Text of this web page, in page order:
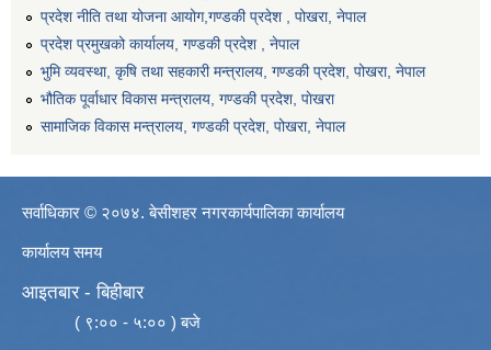
प्रदेश नीति तथा योजना आयोग,गण्डकी प्रदेश , पोखरा, नेपाल
प्रदेश प्रमुखको कार्यालय, गण्डकी प्रदेश , नेपाल
भुमि व्यवस्था, कृषि तथा सहकारी मन्त्रालय, गण्डकी प्रदेश, पोखरा, नेपाल
भौतिक पूर्वाधार विकास मन्त्रालय, गण्डकी प्रदेश, पाेखरा
सामाजिक विकास मन्त्रालय, गण्डकी प्रदेश, पोखरा, नेपाल
सर्वाधिकार © २०७४. बेसीशहर नगरकार्यपालिका कार्यालय
कार्यालय समय
आइतबार - बिहीबार
( ९:०० - ५:०० ) बजे